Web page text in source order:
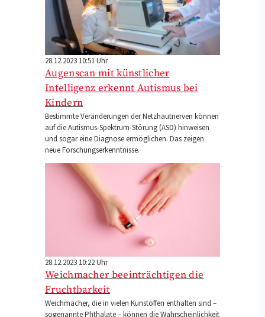
28.12.2023 10:51 Uhr
Augenscan mit künstlicher
Intelligenz erkennt Autismus bei
Kindern
Bestimmte Veränderungen der Netzhautnerven können
auf die Autismus-Spektrum-Störung (ASD) hinweisen
und sogar eine Diagnose ermöglichen. Das zeigen
neue Forschungserkenntnisse.
28.12.2023 10:22 Uhr
Weichmacher beeinträchtigen die
Fruchtbarkeit
Weichmacher, die in vielen Kunstoffen enthalten sind –
sogenannte Phthalate – können die Wahrscheinlichkeit